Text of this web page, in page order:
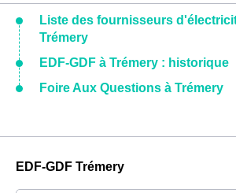
Liste des fournisseurs
Trémery
EDF-GDF à Trémery : historique
Foire Aux Questions à Trémery
EDF-GDF Trémery